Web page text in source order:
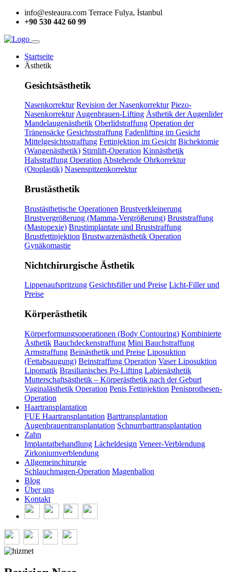
info@esteaura.com Terrace Fulya, İstanbul
+90 530 442 60 99
Startseite
Ästhetik
Gesichtsästhetik
Nasenkorrektur Revision der Nasenkorrektur Piezo-
NasenkorrekturAugenbrauen-Lifting Ästhetik der Augenlider
Mandelaugenästhetik Oberlidstraffung Operation der
Tränensäcke Gesichtsstraffung Fadenlifting im Gesicht
Mittelgesichtsstraffung Fettinjektion im Gesicht Bichektomie
(Wangenästhetik) Stirnlift-Operation Kinnästhetik
Halsstraffung OperationAbstehende Ohrkorrektur
(Otoplastik) Nasenspitzenkorrektur
Brustästhetik
Brustästhetische Operationen Brustverkleinerung
Brustvergrößerung (Mamma-Vergrößerung) Bruststraffung
(Mastopexie) Brustimplantate und Bruststraffung
Brustfettinjektion Brustwarzenästhetik Operation
Gynäkomastie
Nichtchirurgische Ästhetik
Lippenaufspritzung Gesichtsfiller und Preise Licht-Filler und
Preise
Körperästhetik
Körperformungsoperationen (Body Contouring) Kombinierte
Ästhetik Bauchdeckenstraffung Mini Bauchstraffung
Armstraffung Beinästhetik und Preise Liposuktion
(Fettabsaugung) Beinstraffung Operation Vaser Liposuktion
Lipomatik Brasilianisches Po-Lifting Labienästhetik
Mutterschaftsästhetik – Körperästhetik nach der Geburt
Vaginalästhetik Operation Penis Fettinjektion Penisprothesen-
Operation
Haartransplantation
FUE Haartransplantation Barttransplantation
Augenbrauentransplantation Schnurrbarttransplantation
Zahn
Implantatbehandlung Lächeldesign Veneer-Verblendung
Zirkoniumverblendung
Allgemeinchirurgie
Schlauchmagen-Operation Magenballon
Blog
Über uns
Kontakt